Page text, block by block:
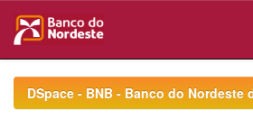
navigationDSpace - BNB - Banco do Nordeste